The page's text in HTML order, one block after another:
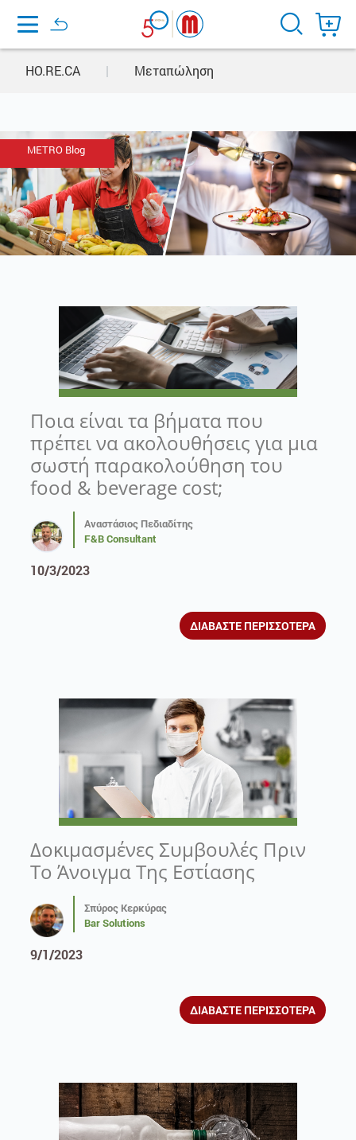
Home
HO.RE.CA | Μεταπώληση
METRO Blog
Ποια είναι τα βήματα που
πρέπει να ακολουθήσεις για μια
σωστή παρακολούθηση του
food & beverage cost;
Αναστάσιος Πεδιαδίτης
F&B Consultant
10/3/2023
ΔΙΑΒΑΣΤΕ ΠΕΡΙΣΣΟΤΕΡΑ
Δοκιμασμένες Συμβουλές Πριν
Το Άνοιγμα Της Εστίασης
Σπύρος Κερκύρας
Bar Solutions
9/1/2023
ΔΙΑΒΑΣΤΕ ΠΕΡΙΣΣΟΤΕΡΑ